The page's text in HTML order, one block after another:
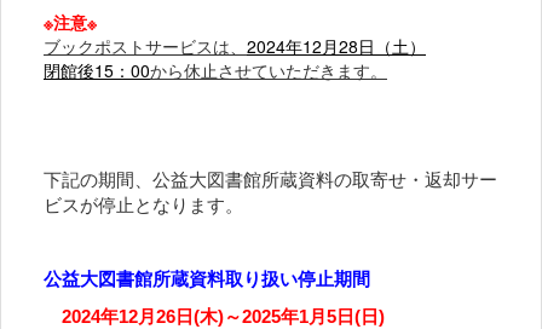
※注意※
ブックポストサービスは、 2024年12月28日（土）
閉館後15：00から休止させていただきます。
下記の期間、公益大図書館所蔵資料の取寄せ・返却サー
ビスが停止となります。
公益大図書館所蔵資料取り扱い停止期間
2024年12月26日(木)～2025年1月5日(日)